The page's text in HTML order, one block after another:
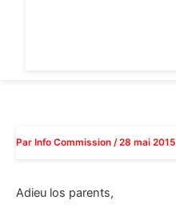
Par Info Commission /28 mai 2015
Adieu los parents,